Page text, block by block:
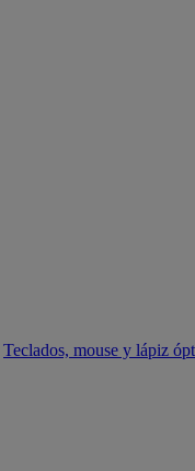
Teclados, mouse y lápiz